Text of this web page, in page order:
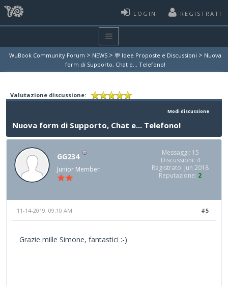
LOGIN REGISTRATI
WuBook Community Forum > NEWS > 💬 Idee Proposte e Discussioni > Nuova
form di Supporto, Chat e... Telefono!
Valutazione discussione:
Modi discussione
Nuova form di Supporto, Chat e... Telefono!
GG234
Junior Member
Messaggi: 15
Discussioni: 4
Registrato: Jun 2018
Reputazione: 2
#5
11-14-2019, 09:10 AM
Grazie mille Simone, fantastici :-)